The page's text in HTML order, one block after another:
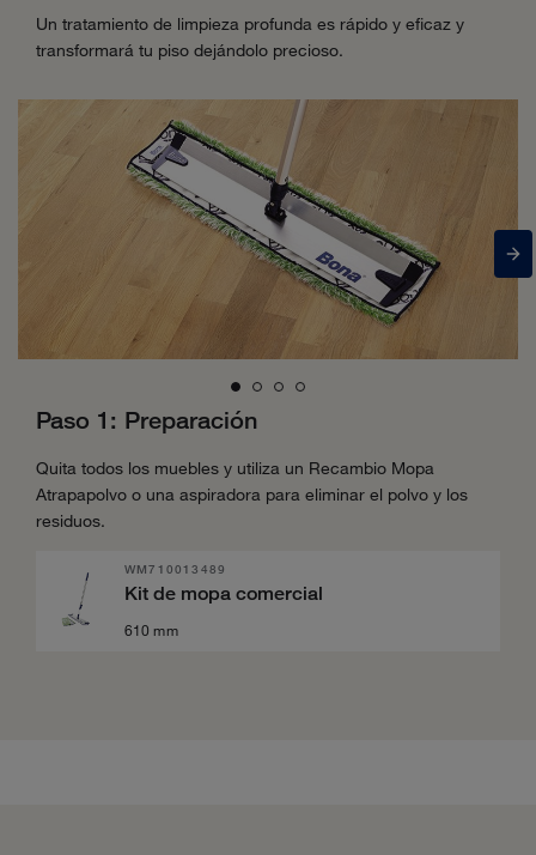
Un tratamiento de limpieza profunda es rápido y eficaz y
transformará tu piso dejándolo precioso.
Paso 1: Preparación
Quita todos los muebles y utiliza un Recambio Mopa
Atrapapolvo o una aspiradora para eliminar el polvo y los
residuos.
Kit de mopa comercial
WM710013489
610 mm